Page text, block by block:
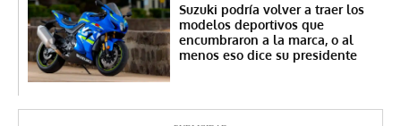
Suzuki podría volver a traer los
modelos deportivos que
encumbraron a la marca, o al
menos eso dice su presidente